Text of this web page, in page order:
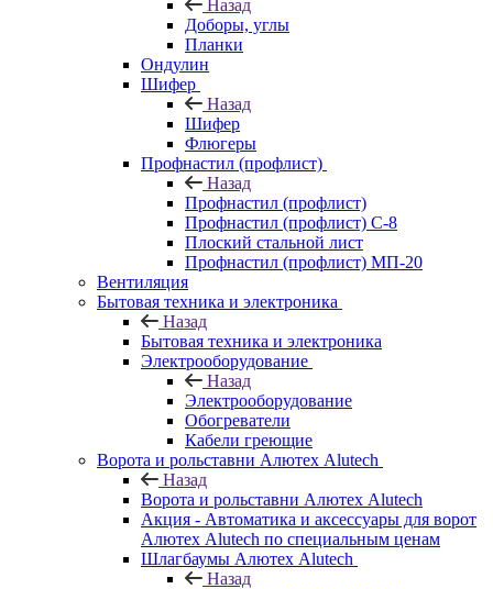
Назад
Доборы, углы
Планки
Ондулин
Шифер
Назад
Шифер
Флюгеры
Профнастил (профлист)
Назад
Профнастил (профлист)
Профнастил (профлист) С-8
Плоский стальной лист
Профнастил (профлист) МП-20
Вентиляция
Бытовая техника и электроника
Назад
Бытовая техника и электроника
Электрооборудование
Назад
Электрооборудование
Обогреватели
Кабели греющие
Ворота и рольставни Алютех Alutech
Назад
Ворота и рольставни Алютех Alutech
Акция - Автоматика и аксессуары для ворот
Алютех Alutech по специальным ценам
Шлагбаумы Алютех Alutech
Назад